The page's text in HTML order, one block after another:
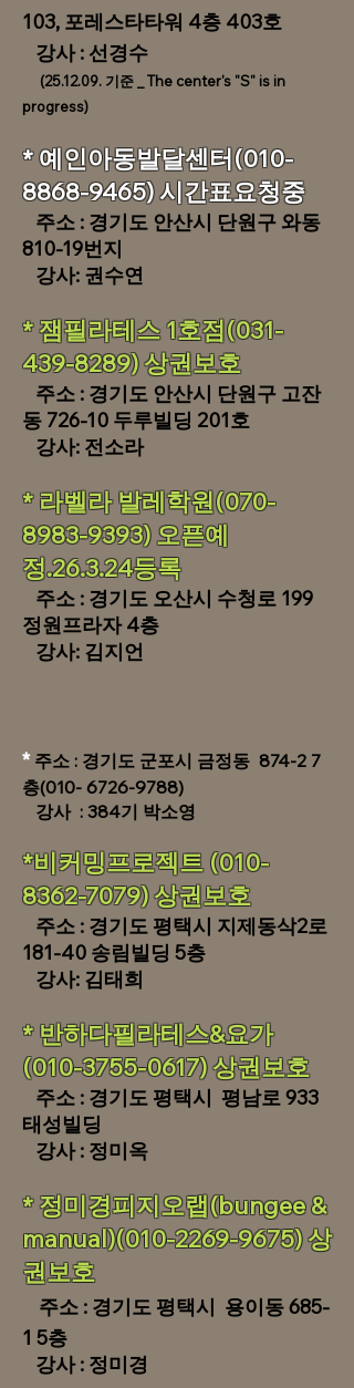
103, 포레스타타워 4층 403호
​ 강사 : 선경수
(25.12.09. 기준 _ The center's "S" is in
progress)
* 예인아동발달센터(010-
8868-9465) 시간표요청중
주소 : 경기도 안산시 단원구 와동
810-19번지
강사: 권수연
* 잼필라테스 1호점(031-
439-8289) 상권보호
주소 : 경기도 안산시 단원구 고잔
동 726-10 두루빌딩 201호
강사: 전소라
* 라벨라 발레학원(070-
8983-9393) 오픈예
정.26.3.24등록
주소 : 경기도 오산시 수청로 199
정원프라자 4층
강사: 김지언
​* 주소 : 경기도 군포시 금정동 874-2 7
층(010- 6726-9788)
강사 : 384기 박소영
*비커밍프로젝트 (010-
8362-7079)상권보호
주소 : 경기도 평택시 지제동삭2로
181-40 송림빌딩 5층
강사: 김태희
​* 반하다필라테스&요가
(010-3755-0617) 상권보호
주소 : 경기도 평택시 평남로 933
태성빌딩
​ 강사 : 정미옥
​* 정미경피지오랩(bungee &
manual)(010-2269-9675) 상
권보호
주소 : 경기도 평택시 용이동 685-
1 5층
​ 강사 : 정미경